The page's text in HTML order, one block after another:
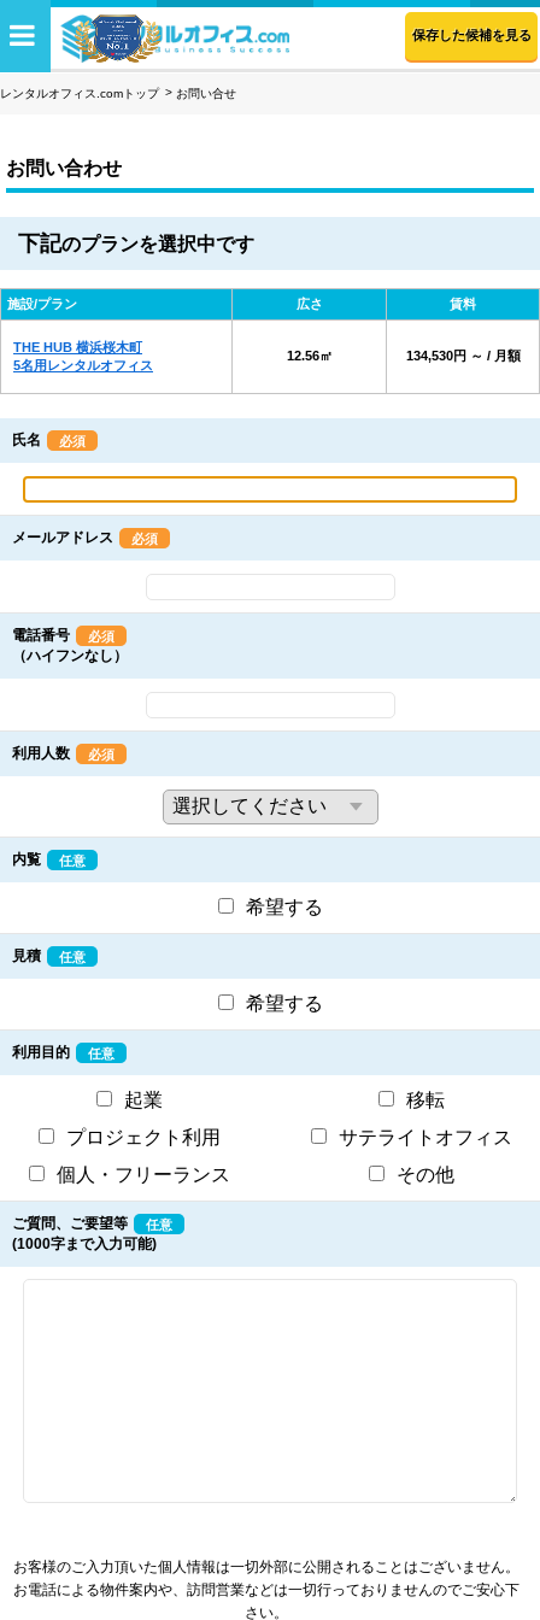
保存した候補を見る
レンタルオフィス.comトップ お問い合せ
お問い合わせ
下記のプランを選択中です
施設/プラン 広さ 賃料
THE HUB 横浜桜木町
5名用レンタルオフィス
12.56㎡ 134,530円 ～ / 月額
氏名 必須
メールアドレス 必須
電話番号 必須
（ハイフンなし）
利用人数 必須
内覧 任意
希望する
見積 任意
希望する
利用目的 任意
起業
移転
プロジェクト利用
サテライトオフィス
個人・フリーランス
その他
ご質問、ご要望等 任意
(1000字まで入力可能)
お客様のご入力頂いた個人情報は一切外部に公開されることはございません。
お電話による物件案内や、訪問営業などは一切行っておりませんのでご安心下
さい。